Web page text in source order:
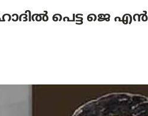
പെട്ട ജെ എൻ